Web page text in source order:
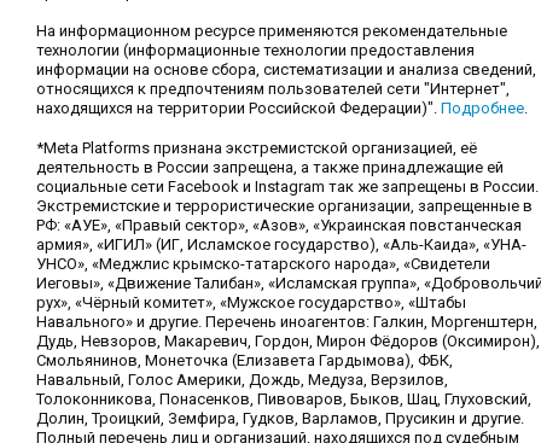
На информационном ресурсе применяются рекомендательные
технологии (информационные технологии предоставления
информации на основе сбора, систематизации и анализа сведений,
относящихся к предпочтениям пользователей сети "Интернет",
находящихся на территории Российской Федерации)". Подробнее
*Meta Platforms признана экстремистской организацией, её
деятельность в России запрещена, а также принадлежащие ей
социальные сети Facebook и Instagram так же запрещены в России.
Экстремистские и террористические организации, запрещенные в
РФ: «АУЕ», «Правый сектор», «Азов», «Украинская повстанческая
армия», «ИГИЛ» (ИГ, Исламское государство), «Аль-Каида», «УНА-
УНСО», «Меджлис крымско-татарского народа», «Свидетели
Иеговы», «Движение Талибан», «Исламская группа»,
рух», «Чёрный комитет», «Мужское государство», «Штабы
Навального» и другие. Перечень иноагентов: Галкин, Моргенштерн,
Дудь, Невзоров, Макаревич, Гордон, Мирон Фёдоров (Оксимирон),
Смольянинов, Монеточка (Елизавета Гардымова), ФБК,
Навальный, Голос Америки, Дождь, Медуза, Верзилов,
Толоконникова, Понасенков, Пивоваров, Быков, Шац, Глуховский,
Долин, Троицкий, Земфира, Гудков, Варламов, Прусикин и другие.
Полный перечень лиц и организаций, находящихся под судебным